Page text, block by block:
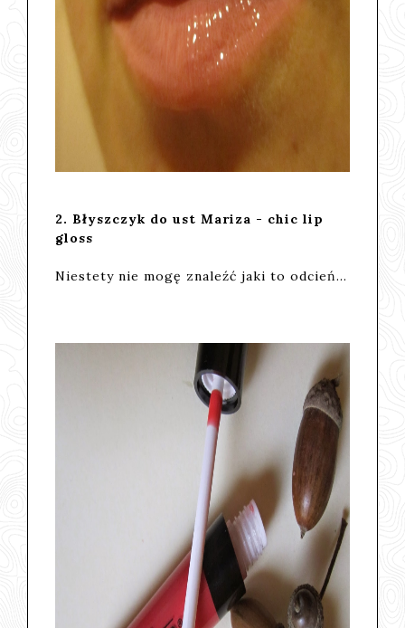
2. Błyszczyk do ust Mariza - chic lip
gloss
Niestety nie mogę znaleźć jaki to odcień...